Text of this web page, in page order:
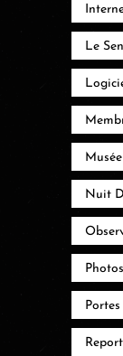
Le
Nuit
Photos